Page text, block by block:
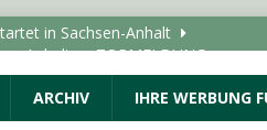
Anhalt
TOPMELDUNG
8“ auf den Marktplatz
ARCHIV IHRE WERBUNG